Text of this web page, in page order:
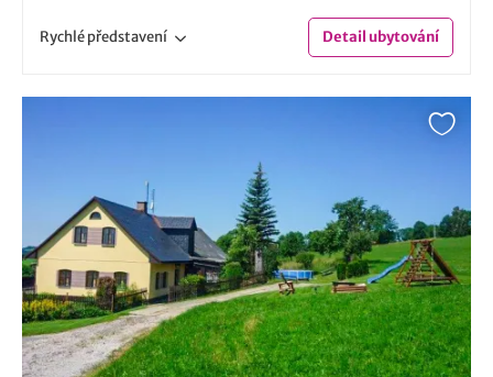
Rychlépředstavení Detailubytování